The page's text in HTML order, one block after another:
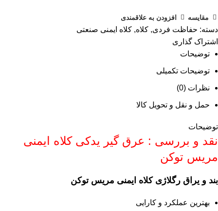
مقایسه افزودن به علاقمندی
دسته: حفاظت فردی, کلاه, کلاه ایمنی صنعتی
اشتراک گذاری
توضیحات
توضیحات تکمیلی
نظرات (0)
حمل و نقل و تحویل کالا
توضیحات
نقد و بررسی : عرق گیر یدکی کلاه ایمنی
مریس توکن
بند و یراق رگلاژی کلاه ایمنی مریس توکن
بهترین عملکرد و کارایی